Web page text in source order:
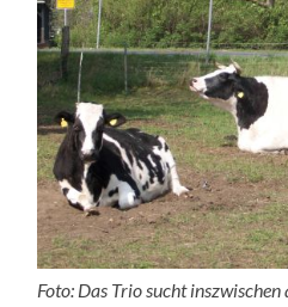
Foto: Das Trio sucht